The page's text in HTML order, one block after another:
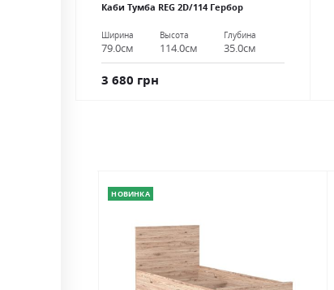
Каби Тумба REG 2D/114 Гербор
Ширина
79.0см
Высота
114.0см
Глубина
35.0см
3 680 грн
НОВИНКА